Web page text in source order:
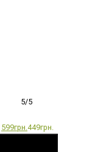
5/5
599грн.449грн.